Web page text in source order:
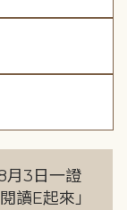
月3日一證
讀E起來」